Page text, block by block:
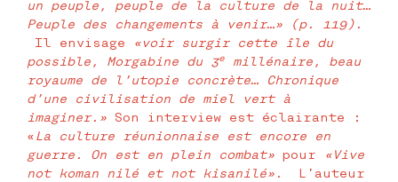
un peuple, peuple de la culture de la nuit…
Peuple des changements à venir…» (p. 119).
Il envisage «voir surgir cette île du
possible, Morgabine du 3e
millénaire, beau
royaume de l’utopie concrète… Chronique
d’une civilisation de miel vert à
imaginer.» Son interview est éclairante :
«La culture réunionnaise est encore en
guerre. On est en plein combat» pour «Vive
not koman nilé et not kisanilé». L’auteur